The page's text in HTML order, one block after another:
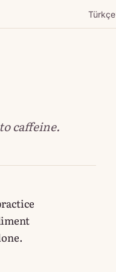
Türkçe
caffeine.